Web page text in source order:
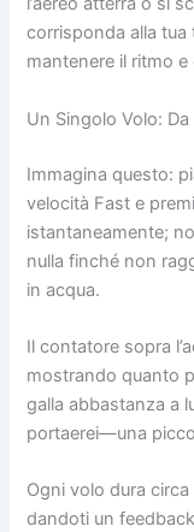
corrisponda alla tua
mantenere il ritmo
Un Singolo Volo:
Immagina questo:
velocità Fast e premi
istantaneamente;
nulla finché non
in acqua.
Il contatore sopra
mostrando quanto
galla abbastanza a
portaerei—una
Ogni volo dura
dandoti un